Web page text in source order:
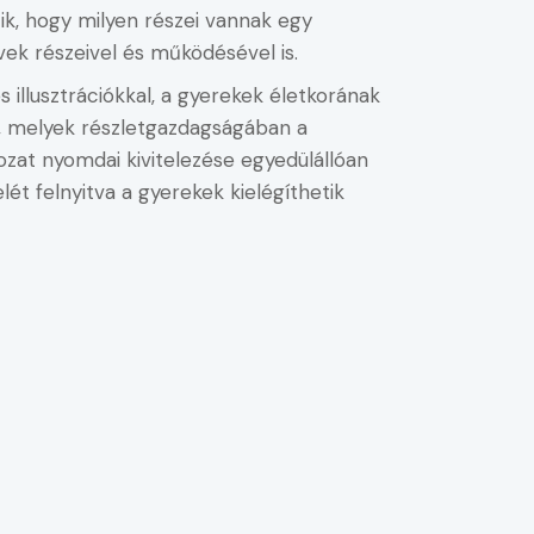
hogy milyen részei vannak egy
részeivel és működésével is.
illusztrációkkal, a gyerekek életkorának
részletgazdagságában a
nyomdai kivitelezése egyedülállóan
felnyitva a gyerekek kielégíthetik